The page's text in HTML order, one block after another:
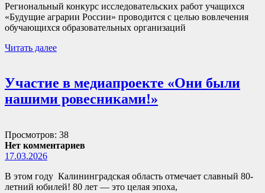
Региональный конкурс исследовательских работ учащихся
«Будущие аграрии России» проводится с целью вовлечения
обучающихся образовательных организаций
Читать далее
Участие в медиапроекте «Они были
нашими ровесниками!»
Просмотров: 38
Нет комментариев
17.03.2026
В этом году Калининградская область отмечает славный 80-
летний юбилей! 80 лет — это целая эпоха,